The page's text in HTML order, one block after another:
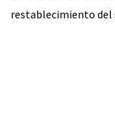
restablecimiento